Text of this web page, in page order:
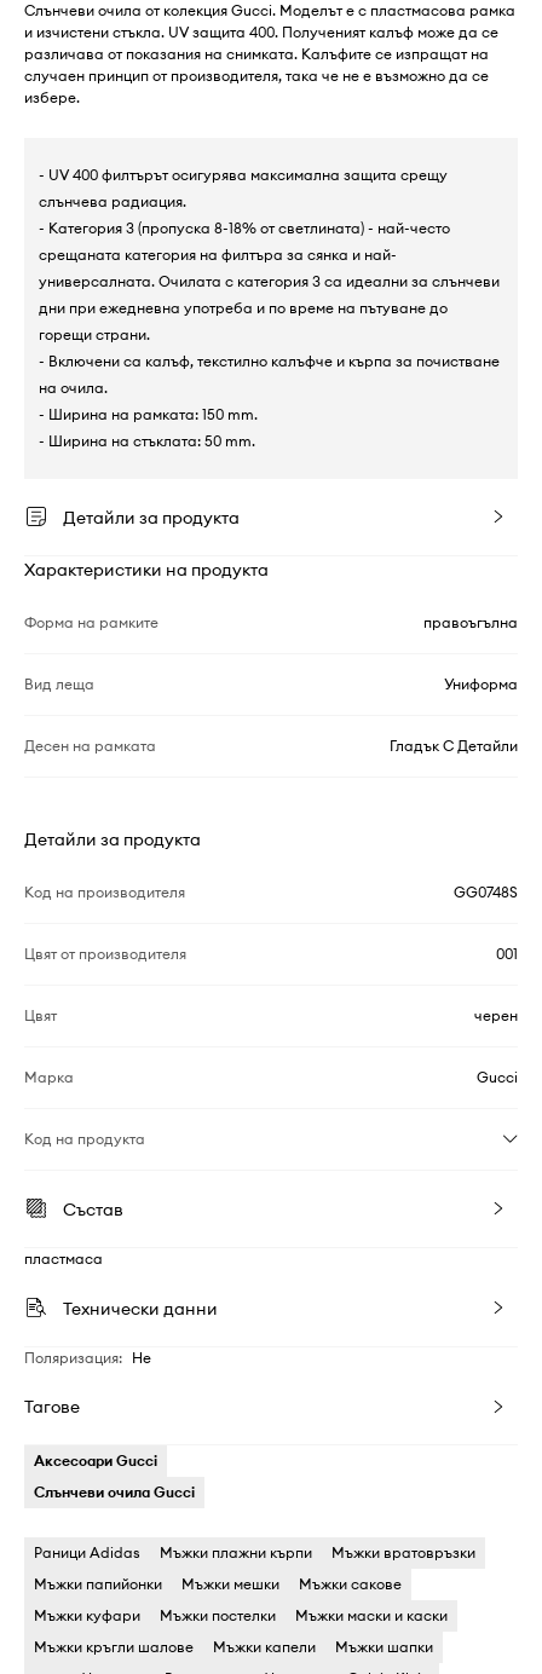
Слънчеви очила от колекция Gucci. Моделът е с пластмасова рамка
и изчистени стъкла. UV защита 400. Полученият калъф може да се
различава от показания на снимката. Калъфите се изпращат на
случаен принцип от производителя, така че не е възможно да се
избере.
- UV 400 филтърът осигурява максимална защита срещу
слънчева радиация.
- Категория 3 (пропуска 8-18% от светлината) - най-често
срещаната категория на филтъра за сянка и най-
универсалната. Очилата с категория 3 са идеални за слънчеви
дни при ежедневна употреба и по време на пътуване до
горещи страни.
- Включени са калъф, текстилно калъфче и кърпа за почистване
на очила.
- Ширина на рамката: 150 mm.
- Ширина на стъклата: 50 mm.
Детайли за продукта
Характеристики на продукта
Форма на рамките правоъгълна
Вид леща Униформа
Десен на рамката Гладък С Детайли
Детайли за продукта
Код на производителя GG0748S
Цвят от производителя 001
Цвят черен
Марка Gucci
Код на продукта
Състав
пластмаса
Технически данни
Поляризация: Не
Тагове
Аксесоари Gucci
Слънчеви очила Gucci
Раници Adidas Мъжки плажни кърпи
Мъжки вратовръзки
Мъжки папийонки
Мъжки мешки
Мъжки сакове
Мъжки куфари
Мъжки постелки
Мъжки маски и каски
Мъжки кръгли шалове
Мъжки капели
Мъжки шапки